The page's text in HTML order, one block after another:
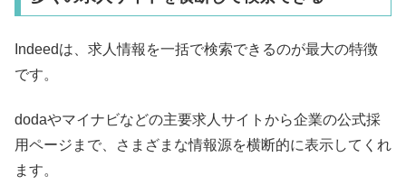
Indeedは、求人情報を一括で検索できるのが最大の特徴
です。
dodaやマイナビなどの主要求人サイトから企業の公式採
用ページまで、さまざまな情報源を横断的に表示してくれ
ます。